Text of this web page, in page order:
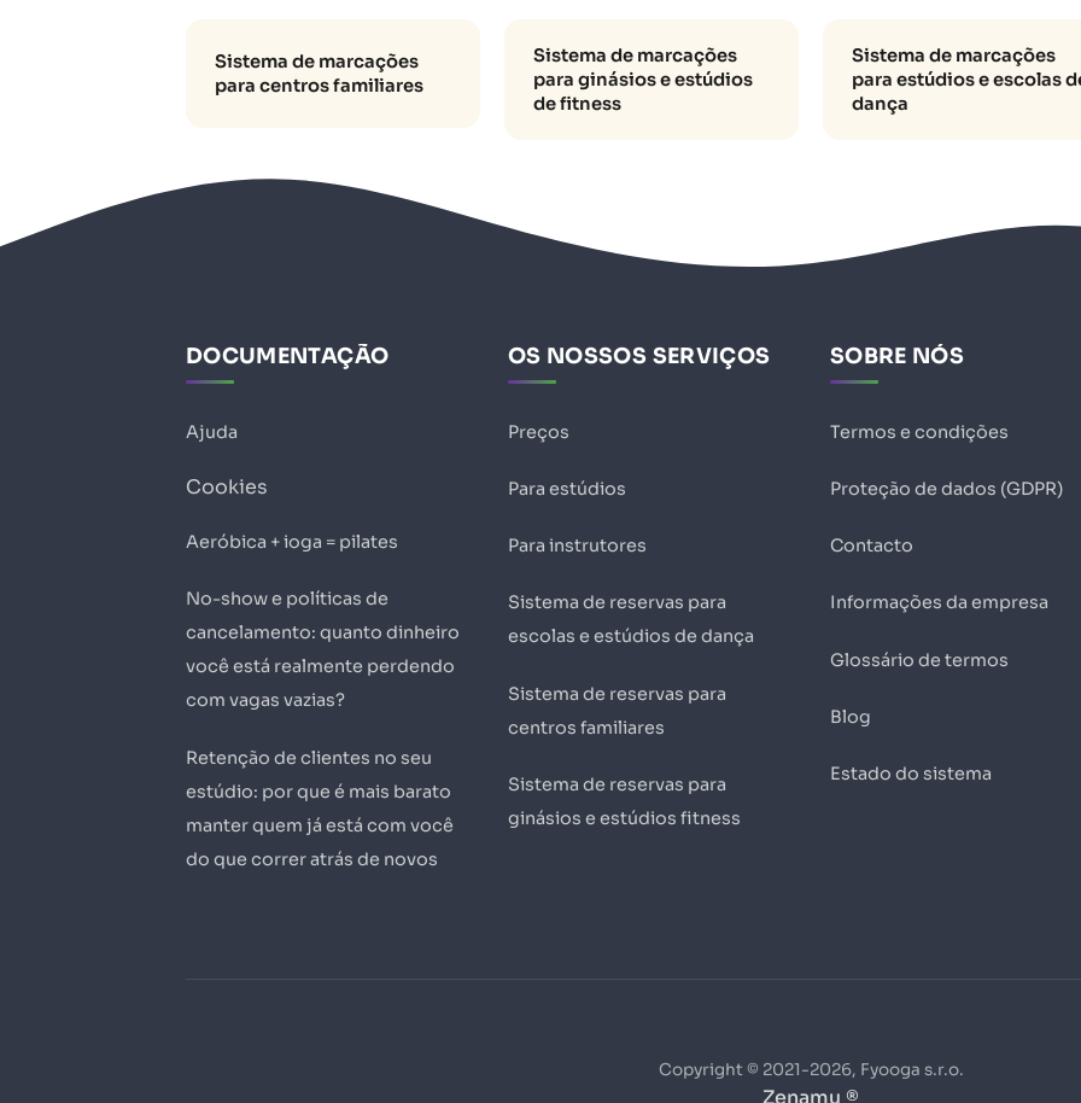
Sistema de marcações
para centros familiares
Sistema de marcações
para ginásios e estúdios
de fitness
Sistema de marcações
para estúdios e escolas
dança
DOCUMENTAÇÃO
Ajuda
Cookies
Aeróbica + ioga = pilates
No-show e políticas de
cancelamento: quanto dinheiro
você está realmente perdendo
com vagas vazias?
Retenção de clientes no seu
estúdio: por que é mais barato
manter quem já está com você
do que correr atrás de novos
OS NOSSOS SERVIÇOS
Preços
Para estúdios
Para instrutores
Sistema de reservas para
escolas e estúdios de dança
Sistema de reservas para
centros familiares
Sistema de reservas para
ginásios e estúdios fitness
SOBRE NÓS
Termos e condições
Proteção de dados (GDPR)
Contacto
Informações da empresa
Glossário de termos
Blog
Estado do sistema
Copyright © 2021-2026, Fyooga s.r.o.
Zenamu ®